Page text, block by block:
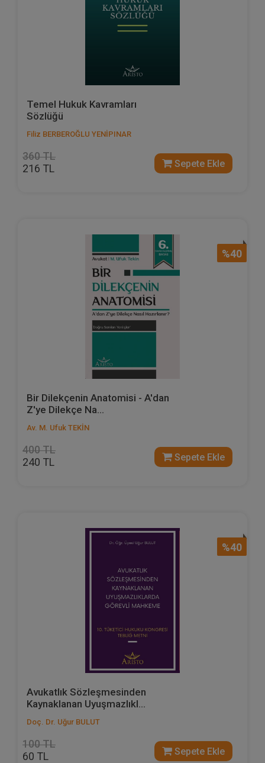
Temel Hukuk Kavramları
Sözlüğü
Filiz BERBEROĞLU YENİPINAR
360 TL
216 TL Sepete Ekle
%40
Bir Dilekçenin Anatomisi - A'dan
Z'ye Dilekçe Na...
Av. M. Ufuk TEKİN
400 TL
240 TL Sepete Ekle
%40
Avukatlık Sözleşmesinden
Kaynaklanan Uyuşmazlıkl...
Doç. Dr. Uğur BULUT
100 TL
60 TL Sepete Ekle